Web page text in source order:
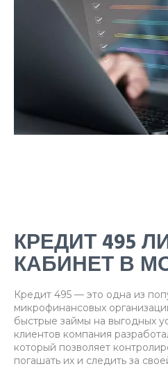
КРЕДИТ 495
КАБИНЕТ В
Кредит 495 — это одна из
микрофинансовых
быстрые займы на выгодных
клиентов компания
который позволяет
погашать их и следить за